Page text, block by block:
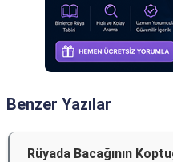
Benzer Yazılar
Rüyada Bacağının